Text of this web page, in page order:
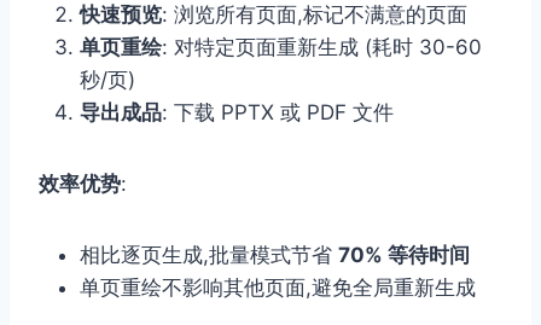
快速预览: 浏览所有页面,标记不满意的页面
单页重绘: 对特定页面重新生成 (耗时 30-60
秒/页)
导出成品: 下载 PPTX 或 PDF 文件
效率优势:
相比逐页生成,批量模式节省 70% 等待时间
单页重绘不影响其他页面,避免全局重新生成